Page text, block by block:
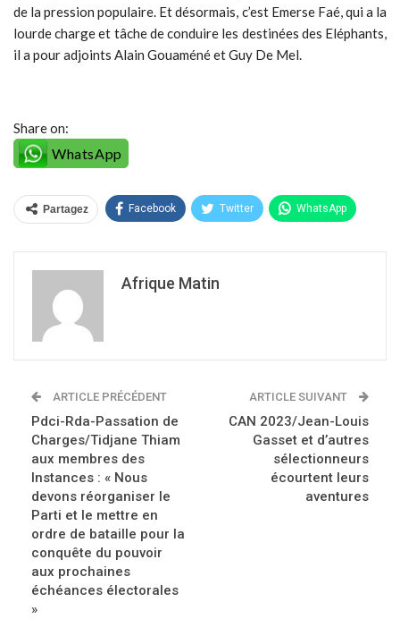
de la pression populaire. Et désormais, c’est Emerse Faé, qui a la
lourde charge et tâche de conduire les destinées des Eléphants,
il a pour adjoints Alain Gouaméné et Guy De Mel.
Share on:
WhatsApp
Partagez Facebook Twitter WhatsApp
Afrique Matin
ARTICLE PRÉCÉDENT
Pdci-Rda-Passation de
Charges/Tidjane Thiam
aux membres des
Instances : « Nous
devons réorganiser le
Parti et le mettre en
ordre de bataille pour la
conquête du pouvoir
aux prochaines
échéances électorales
»
ARTICLE SUIVANT
CAN 2023/Jean-Louis
Gasset et d’autres
sélectionneurs
écourtent leurs
aventures